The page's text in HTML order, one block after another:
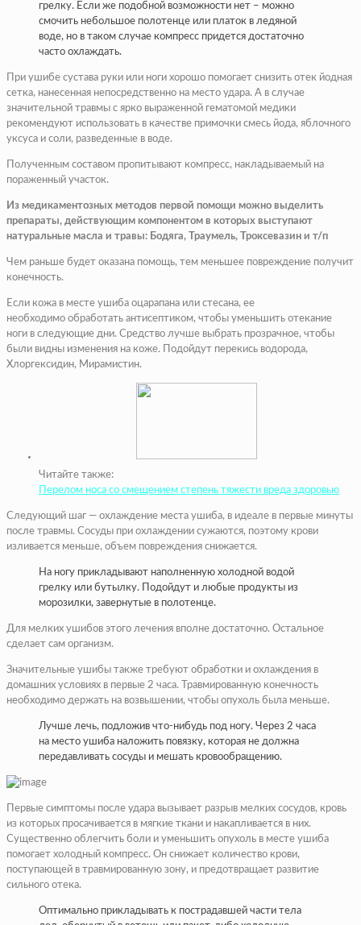
грелку. Если же подобной возможности нет – можно
смочить небольшое полотенце или платок в ледяной
воде, но в таком случае компресс придется достаточно
часто охлаждать.
При ушибе сустава руки или ноги хорошо помогает снизить отек йодная
сетка, нанесенная непосредственно на место удара. А в случае
значительной травмы с ярко выраженной гематомой медики
рекомендуют использовать в качестве примочки смесь йода, яблочного
уксуса и соли, разведенные в воде.
Полученным составом пропитывают компресс, накладываемый на
пораженный участок.
Из медикаментозных методов первой помощи можно выделить
препараты, действующим компонентом в которых выступают
натуральные масла и травы: Бодяга, Траумель, Троксевазин и т/п
Чем раньше будет оказана помощь, тем меньшее повреждение получит
конечность.
Если кожа в месте ушиба оцарапана или стесана, ее
необходимо обработать антисептиком, чтобы уменьшить отекание
ноги в следующие дни. Средство лучше выбрать прозрачное, чтобы
были видны изменения на коже. Подойдут перекись водорода,
Хлоргексидин, Мирамистин.
Читайте также:
Перелом носа со смещением степень тяжести вреда здоровью
Следующий шаг — охлаждение места ушиба, в идеале в первые минуты
после травмы. Сосуды при охлаждении сужаются, поэтому крови
изливается меньше, объем повреждения снижается.
На ногу прикладывают наполненную холодной водой
грелку или бутылку. Подойдут и любые продукты из
морозилки, завернутые в полотенце.
Для мелких ушибов этого лечения вполне достаточно. Остальное
сделает сам организм.
Значительные ушибы также требуют обработки и охлаждения в
домашних условиях в первые 2 часа. Травмированную конечность
необходимо держать на возвышении, чтобы опухоль была меньше.
Лучше лечь, подложив что-нибудь под ногу. Через 2 часа
на место ушиба наложить повязку, которая не должна
передавливать сосуды и мешать кровообращению.
Первые симптомы после удара вызывает разрыв мелких сосудов, кровь
из которых просачивается в мягкие ткани и накапливается в них.
Существенно облегчить боли и уменьшить опухоль в месте ушиба
помогает холодный компресс. Он снижает количество крови,
поступающей в травмированную зону, и предотвращает развитие
сильного отека.
Оптимально прикладывать к пострадавшей части тела